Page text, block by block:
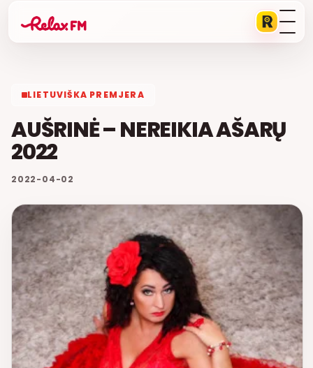
LIETUVIŠKA PREMJERA
AUŠRINĖ – NEREIKIA AŠARŲ
2022
2022-04-02